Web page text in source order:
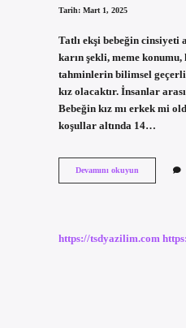
Tarih: Mart 1, 2025
Tatlı ekşi bebeğin cinsiyeti
karın şekli, meme
tahminlerin bilimsel
kız olacaktır. İnsanlar
Bebeğin kız mı erkek mi
koşullar altında 14…
Devamını okuyun
Ve
Anlaşılır
https://tsdyazilim.com